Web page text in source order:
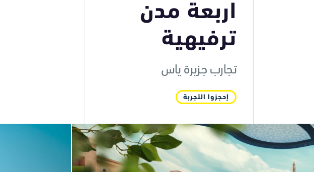
اربعة مدن
ترفيهية
تجارب جزيرة ياس
إحجزوا التجربة